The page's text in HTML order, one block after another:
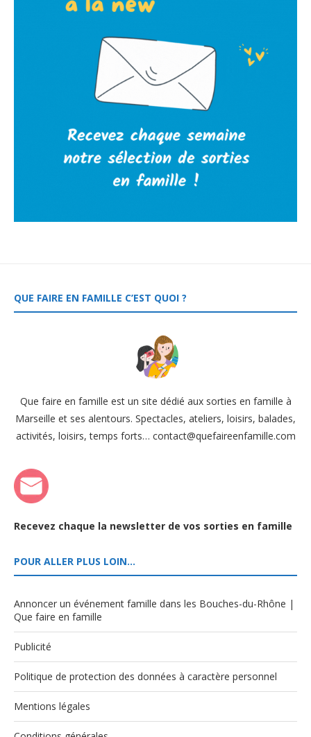
QUE FAIRE EN FAMILLE C’EST QUOI ?
Que faire en famille est un site dédié aux sorties en famille à
Marseille et ses alentours. Spectacles, ateliers, loisirs, balades,
activités, loisirs, temps forts… contact@quefaireenfamille.com
Recevez chaque la newsletter de vos sorties en famille
POUR ALLER PLUS LOIN…
Annoncer un événement famille dans les Bouches-du-Rhône |
Que faire en famille
Publicité
Politique de protection des données à caractère personnel
Mentions légales